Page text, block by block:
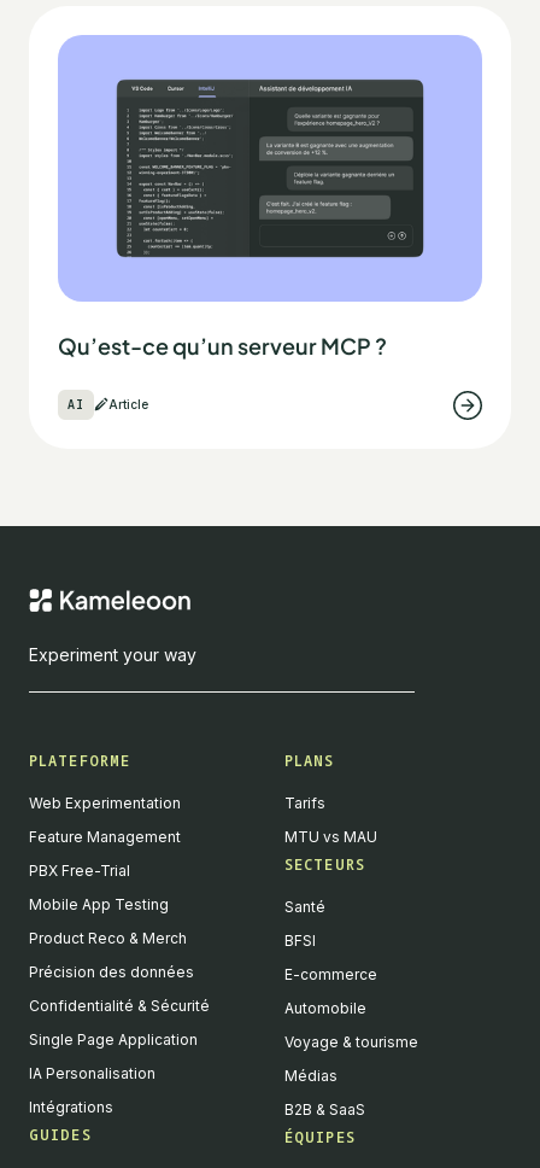
Qu’est-ce qu’un serveur MCP ?
AI Article
Experiment your way
PLATEFORME
Web Experimentation
Feature Management
PBX Free-Trial
Mobile App Testing
Product Reco & Merch
Précision des données
Confidentialité & Sécurité
Single Page Application
IA Personalisation
Intégrations
GUIDES
PLANS
Tarifs
MTU vs MAU
SECTEURS
Santé
BFSI
E-commerce
Automobile
Voyage & tourisme
Médias
B2B & SaaS
ÉQUIPES